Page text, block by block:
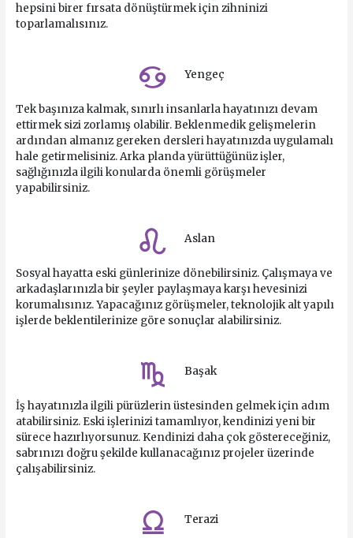
hepsini birer fırsata dönüştürmek için zihninizi
toparlamalısınız.
Yengeç
Tek başınıza kalmak, sınırlı insanlarla hayatınızı devam
ettirmek sizi zorlamış olabilir. Beklenmedik gelişmelerin
ardından almanız gereken dersleri hayatınızda uygulamalı
hale getirmelisiniz. Arka planda yürüttüğünüz işler,
sağlığınızla ilgili konularda önemli görüşmeler
yapabilirsiniz.
Aslan
Sosyal hayatta eski günlerinize dönebilirsiniz. Çalışmaya ve
arkadaşlarınızla bir şeyler paylaşmaya karşı hevesinizi
korumalısınız. Yapacağınız görüşmeler, teknolojik alt yapılı
işlerde beklentilerinize göre sonuçlar alabilirsiniz.
Başak
İş hayatınızla ilgili pürüzlerin üstesinden gelmek için adım
atabilirsiniz. Eski işlerinizi tamamlıyor, kendinizi yeni bir
sürece hazırlıyorsunuz. Kendinizi daha çok göstereceğiniz,
sabrınızı doğru şekilde kullanacağınız projeler üzerinde
çalışabilirsiniz.
Terazi